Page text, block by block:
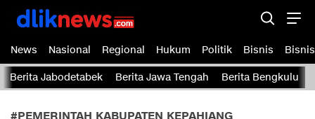
Dliknews.com
dliknews.com – Berita Cepat – Akurat dan Terverifikasi
News Nasional Regional Hukum Politik Bisnis Bisnis
Berita Jabodetabek Berita Jawa Tengah Berita Bengkulu